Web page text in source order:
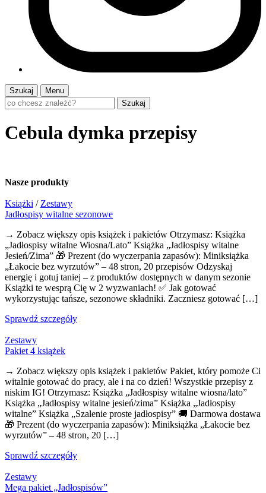
Szukaj
Menu
Szukaj
Cebula dymka przepisy
Nasze produkty
Książki / Zestawy
Jadłospisy witalne sezonowe
→ Zobacz większy opis książek i pakietów Otrzymasz: Książka
„Jadłospisy witalne Wiosna/Lato” Książka „Jadłospisy witalne
Jesień/Zima” 🎁 Prezent (do wyczerpania zapasów): Miniksiążka
„Łakocie bez wyrzutów” – 48 stron, 20 przepisów Odzyskaj
energię i gotuj taniej – z produktów dostępnych w danym sezonie
Książki te wesprą Cię w 2 wyzwaniach! ✅ Jak gotować
wykorzystując tańsze, sezonowe składniki. Zaczniesz gotować […]
Sprawdź szczegóły
Zestawy
Pakiet 4 książek
→ Zobacz większy opis książek i pakietów Pakiet, który pomoże Ci
witalnie gotować do pracy, ale i na co dzień! Wszystkie przepisy z
niskim IG! Otrzymasz: Książka „Jadłospisy witalne wiosna/lato”
Książka „Jadłospisy witalne jesień/zima” Książka „Jadłospisy
witalne” Książka „Szalenie proste jadłospisy” 🚚 Darmowa dostawa
🎁 Prezent (do wyczerpania zapasów): Miniksiążka „Łakocie bez
wyrzutów” – 48 stron, 20 […]
Sprawdź szczegóły
Zestawy
Mega pakiet „Jadłospisów”